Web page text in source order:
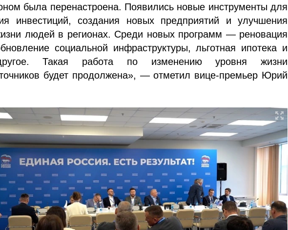
была перенастроена. Появились новые инструменты для
инвестиций, создания новых предприятий и улучшения
людей в регионах. Среди новых программ — реновация
социальной инфраструктуры, льготная ипотека и
Такая работа по изменению уровня жизни
будет продолжена», — отметил вице-премьер Юрий